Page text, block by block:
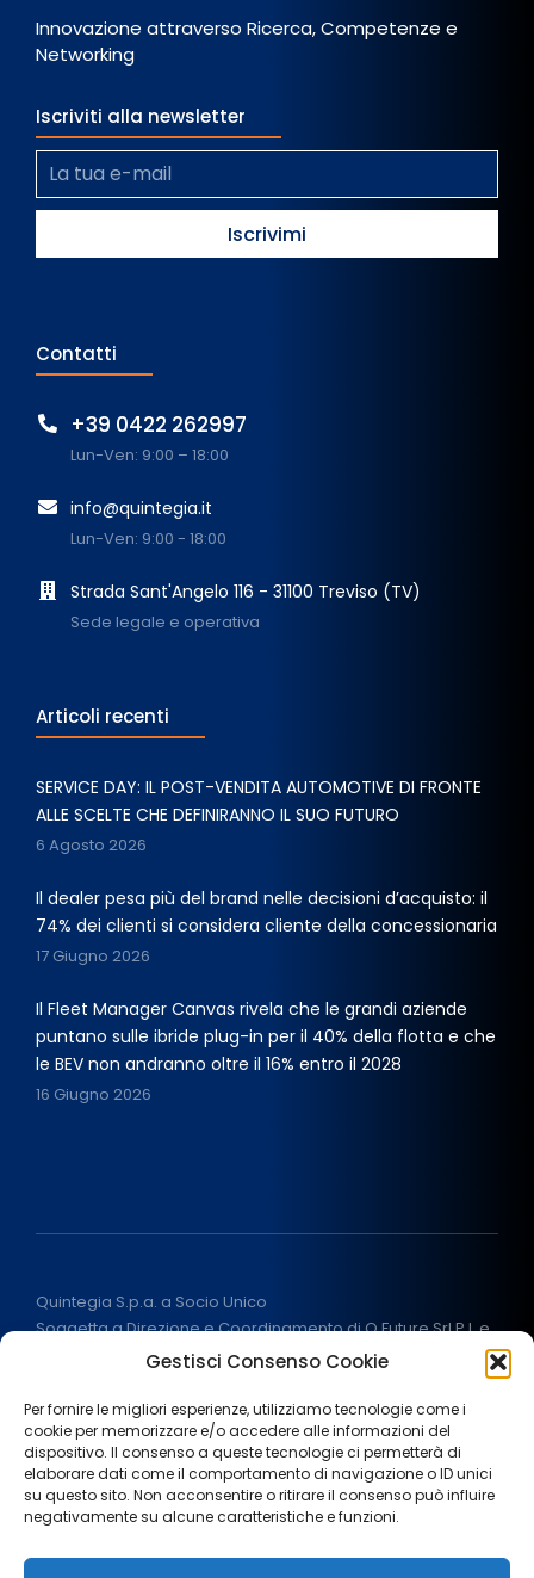
Gestisci Consenso Cookie
Per fornire le migliori esperienze, utilizziamo tecnologie come i
cookie per memorizzare e/o accedere alle informazioni del
dispositivo. Il consenso a queste tecnologie ci permetterà di
elaborare dati come il comportamento di navigazione o ID unici
su questo sito. Non acconsentire o ritirare il consenso può influire
negativamente su alcune caratteristiche e funzioni.
Innovazione attraverso Ricerca, Competenze e
Networking
Iscriviti alla newsletter
Contatti
+39 0422 262997
Lun-Ven: 9:00 – 18:00
info@quintegia.it
Lun-Ven: 9:00 - 18:00
Strada Sant'Angelo 116 - 31100 Treviso (TV)
Sede legale e operativa
Articoli recenti
SERVICE DAY: IL POST-VENDITA AUTOMOTIVE DI FRONTE
ALLE SCELTE CHE DEFINIRANNO IL SUO FUTURO
6 Agosto 2026
Il dealer pesa più del brand nelle decisioni d’acquisto: il
74% dei clienti si considera cliente della concessionaria
17 Giugno 2026
Il Fleet Manager Canvas rivela che le grandi aziende
puntano sulle ibride plug-in per il 40% della flotta e che
le BEV non andranno oltre il 16% entro il 2028
16 Giugno 2026
Quintegia S.p.a. a Socio Unico
Soggetta a Direzione e Coordinamento di Q Future Srl P.I. e
C.F. 05507380268
ALL RIGHT RESERVED 2026
Note legali Privacy Policy Cookie policy